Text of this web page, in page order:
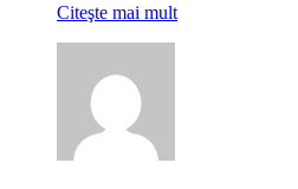
Citeşte mai mult